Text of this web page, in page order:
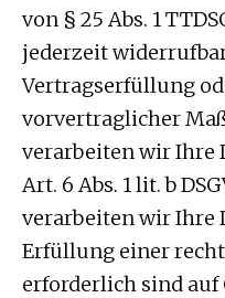
von § 25 Abs. 1
jederzeit
Vertragserfüllung
vorvertraglicher
verarbeiten wir Ihre
Art. 6 Abs. 1 lit. b
verarbeiten wir Ihre
Erfüllung einer
erforderlich sind auf